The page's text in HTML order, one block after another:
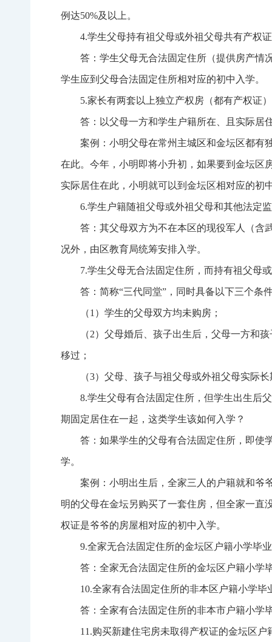
例达50%及以上。
4.学生父母持有祖父母或外祖父母共有产权
答：学生父母无合法固定住所（提供房产情
学生应到父母合法固定住所相对应的初中入学。
5.家长有两套以上独立产权房（都有产权证
答：以父母一方和学生户籍所在、且实际居
案例：小明父母在常州主城区和金坛区都有
在此。今年，小明即将小升初，如果要到金坛区
实际居住在此，小明就可以到金坛区相对应的初
6.学生户籍随祖父母或外祖父母和其他法定
答：其父母双方为不在本区的现役军人（含
况外，由区教育局统筹安排入学。
7.学生父母无合法固定住所，而持有祖父母
答：简称“三代同堂”，同时具备以下三个条
（1）学生的父母双方均未购房；
（2）父母婚后、孩子出生后，父母一方和
移过；
（3）父母、孩子与祖父母或外祖父母实际
8.学生父母有合法固定住所，但学生出生后
期固定居住在一起，这类学生该如何入学？
答：如果学生的父母有合法固定住所，即使
学。
案例：小明出生后，全家三人的户籍就和爷
明的父母在金坛另购买了一套住房，但全家一直
权证是爷爷的房屋相对应的初中入学。
9.全家无合法固定住所的金坛区户籍小学毕
答：全家无合法固定住所的金坛区户籍小学
10.全家有合法固定住所的非本区户籍小学毕
答：全家有合法固定住所的非本市户籍小学
11.购买新建住宅房未取得产权证的金坛区